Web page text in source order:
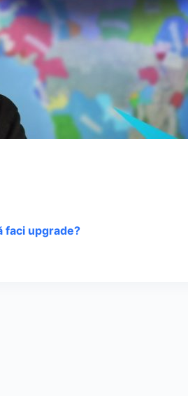
faci upgrade?